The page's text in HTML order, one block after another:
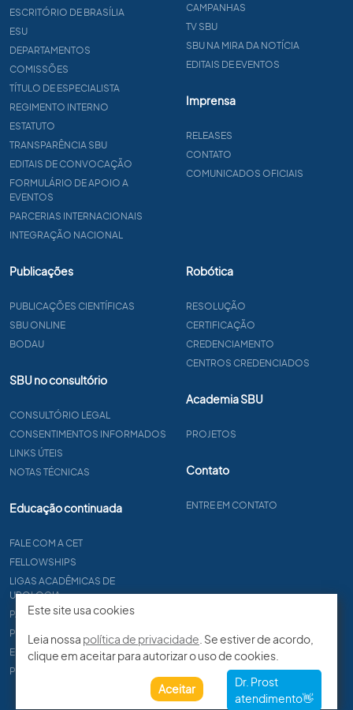
ESCRITÓRIO DE BRASÍLIA
ESU
DEPARTAMENTOS
COMISSÕES
TÍTULO DE ESPECIALISTA
REGIMENTO INTERNO
ESTATUTO
TRANSPARÊNCIA SBU
EDITAIS DE CONVOCAÇÃO
FORMULÁRIO DE APOIO A
EVENTOS
PARCERIAS INTERNACIONAIS
INTEGRAÇÃO NACIONAL
CAMPANHAS
TV SBU
SBU NA MIRA DA NOTÍCIA
EDITAIS DE EVENTOS
Imprensa
RELEASES
CONTATO
COMUNICADOS OFICIAIS
Publicações
PUBLICAÇÕES CIENTÍFICAS
SBU ONLINE
BODAU
SBU no consultório
CONSULTÓRIO LEGAL
CONSENTIMENTOS INFORMADOS
LINKS ÚTEIS
NOTAS TÉCNICAS
Educação continuada
FALE COM A CET
FELLOWSHIPS
LIGAS ACADÊMICAS DE
UROLOGIA
PAPER
PROCET
EDITAIS
PROGRAMA DE RESIDÊNCIA
Robótica
RESOLUÇÃO
CERTIFICAÇÃO
CREDENCIAMENTO
CENTROS CREDENCIADOS
Academia SBU
PROJETOS
Contato
ENTRE EM CONTATO
Este site usa cookies
Leia nossa política de privacidade . Se estiver de acordo,
clique em aceitar para autorizar o uso de cookies.
Aceitar